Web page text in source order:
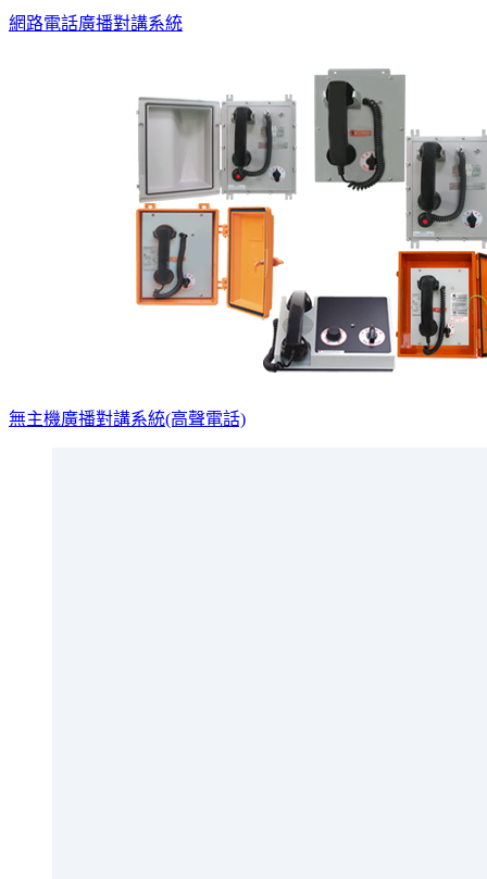
網路電話廣播對講系統
無主機廣播對講系統(高聲電話)